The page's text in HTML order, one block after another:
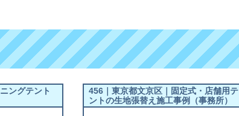
ングテント
456｜東京都文京区｜固定式・店舗用テ
ントの生地張替え施工事例（事務所）